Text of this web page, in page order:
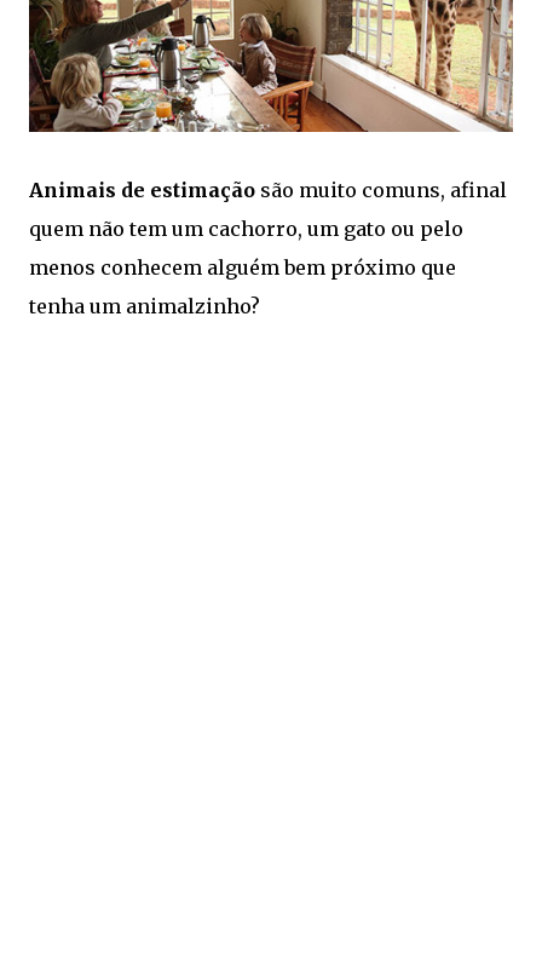
Animais de estimação são muito comuns, afinal
quem não tem um cachorro, um gato ou pelo
menos conhecem alguém bem próximo que
tenha um animalzinho?